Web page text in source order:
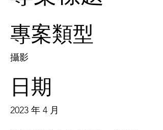
專案類型
攝影
日期
2023 年 4 月